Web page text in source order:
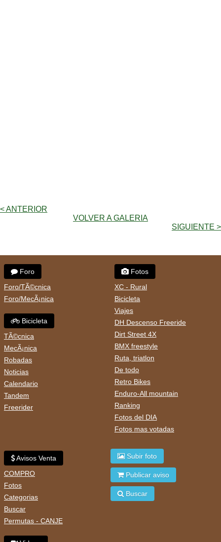
< ANTERIOR
VOLVER A GALERIA
SIGUIENTE >
Foro
Foro/TÃ©cnica
Foro/MecÃ¡nica
Bicicleta
TÃ©cnica
MecÃ¡nica
Robadas
Noticias
Calendario
Tandem
Freerider
Fotos
XC - Rural
Bicicleta
Viajes
DH Descenso Freeride
Dirt Street 4X
BMX freestyle
Ruta, triatlon
De todo
Retro Bikes
Enduro-All mountain
Ranking
Fotos del DIA
Fotos mas votadas
Avisos Venta
COMPRO
Fotos
Categorias
Buscar
Permutas - CANJE
Subir foto
Publicar aviso
Buscar